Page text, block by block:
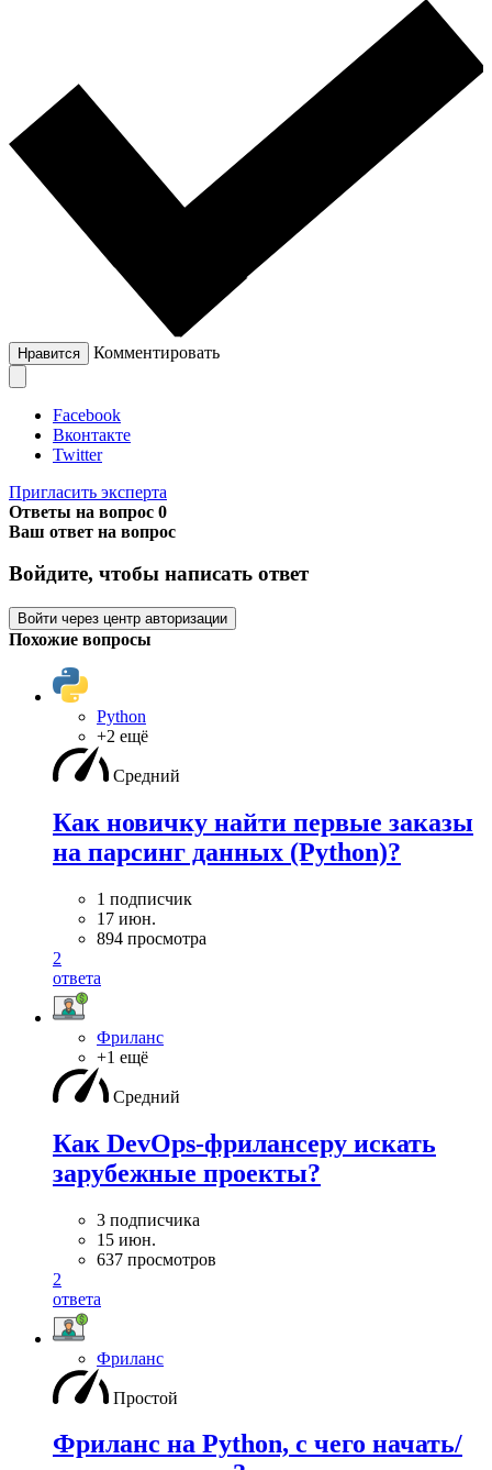
Нравится Комментировать
Facebook
Вконтакте
Twitter
Пригласить эксперта
Ответы на вопрос 0
Ваш ответ на вопрос
Войдите, чтобы написать ответ
Войти через центр авторизации
Похожие вопросы
Python
+2 ещё
Средний
Как новичку найти первые заказы
на парсинг данных (Python)?
1 подписчик
17 июн.
894 просмотра
2
ответа
Фриланс
+1 ещё
Средний
Как DevOps-фрилансеру искать
зарубежные проекты?
3 подписчика
15 июн.
637 просмотров
2
ответа
Фриланс
Простой
Фриланс на Python, с чего начать/